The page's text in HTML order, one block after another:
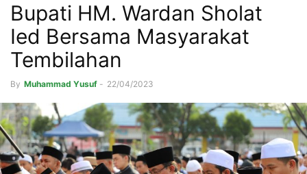
Bupati HM. Wardan Sholat
Ied Bersama Masyarakat
Tembilahan
By Muhammad Yusuf - 22/04/2023